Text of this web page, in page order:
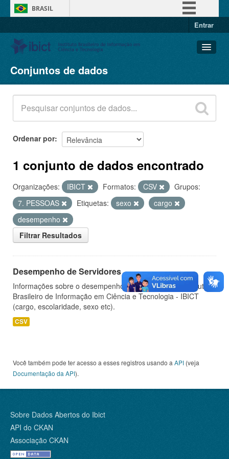
BRASIL
Entrar
Conjuntos de dados
Organizações
Grupos
Sobre
Conjuntos de dados
Ordenar por
1 conjunto de dados encontrado
Organizações: IBICT Formatos: CSV
Grupos:
7. PESSOAS
Etiquetas: sexo
cargo
desempenho
Filtrar Resultados
Desempenho de Servidores
Informações sobre o desempenho de servidores do Instituto
Brasileiro de Informação em Ciência e Tecnologia - IBICT
(cargo, escolaridade, sexo etc).
CSV
Você também pode ter acesso a esses registros usando a API (veja
Documentação da API).
Sobre Dados Abertos do Ibict
API do CKAN
Associação CKAN